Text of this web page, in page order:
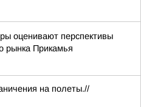
оценивают перспективы
рынка Прикамья
на полеты.//